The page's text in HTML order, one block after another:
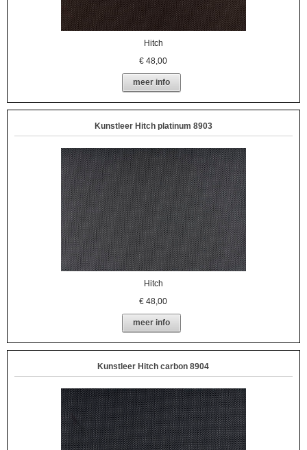
Hitch
€48,00
meer info
Kunstleer Hitch platinum 8903
Hitch
€48,00
meer info
Kunstleer Hitch carbon 8904